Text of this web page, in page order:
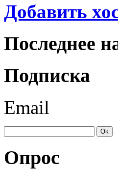
Добавить
Последнее
Подписка
Email
Опрос